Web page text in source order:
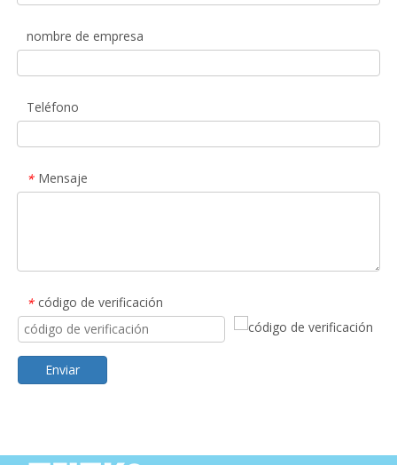
nombre de empresa
Teléfono
* Mensaje
* código de verificación
Enviar